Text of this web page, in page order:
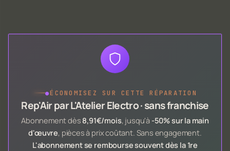
●ÉCONOMISEZ SUR CETTE RÉPARATION
Rep'Air par L'Atelier Electro · sans franchise
Abonnement dès 8,91€/mois, jusqu'à -50% sur la main
d'œuvre, pièces à prix coûtant. Sans engagement.
L'abonnement se rembourse souvent dès la 1re